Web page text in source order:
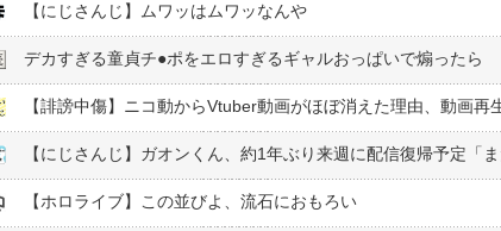
【にじさんじ】ムワッはムワッなんや
デカすぎる童貞チ●︎ポをエロすぎるギャルおっぱいで煽ったら
【にじさんじ】ガオンくん、約1年ぶり来週に配信復帰予定「
【ホロライブ】この並びよ、流石におもろい